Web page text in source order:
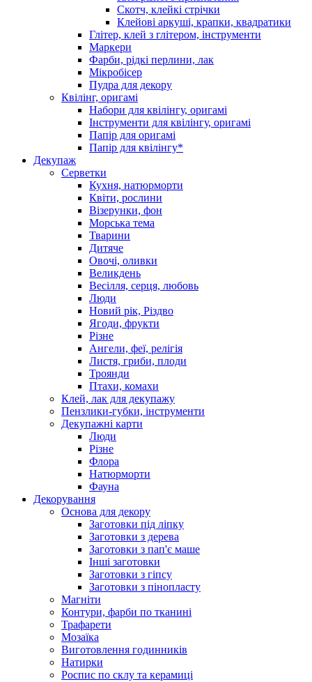
Скотч, клейкі стрічки
Клейові аркуші, крапки, квадратики
Глітер, клей з глітером, інструменти
Маркери
Фарби, рідкі перлини, лак
Мікробісер
Пудра для декору
Квілінг, оригамі
Набори для квілінгу, оригамі
Інструменти для квілінгу, оригамі
Папір для оригамі
Папір для квілінгу*
Декупаж
Серветки
Кухня, натюрморти
Квіти, рослини
Візерунки, фон
Морська тема
Тварини
Дитяче
Овочі, оливки
Великдень
Весілля, серця, любовь
Люди
Новий рік, Різдво
Ягоди, фрукти
Різне
Ангели, феї, релігія
Листя, гриби, плоди
Троянди
Птахи, комахи
Клей, лак для декупажу
Пензлики-губки, інструменти
Декупажні карти
Люди
Різне
Флора
Натюрморти
Фауна
Декорування
Основа для декору
Заготовки під ліпку
Заготовки з дерева
Заготовки з пап'є маше
Інші заготовки
Заготовки з гіпсу
Заготовки з пінопласту
Магніти
Контури, фарби по тканині
Трафарети
Мозаїка
Виготовлення годинників
Натирки
Роспис по склу та керамиці